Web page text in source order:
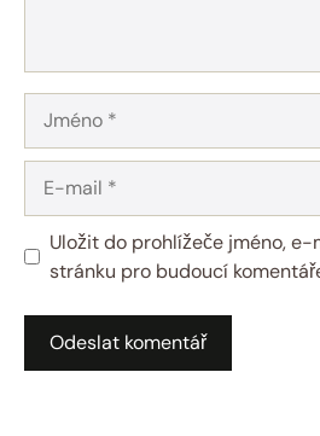
mail
Uložit do prohlížeče jméno, e-
stránku pro budoucí